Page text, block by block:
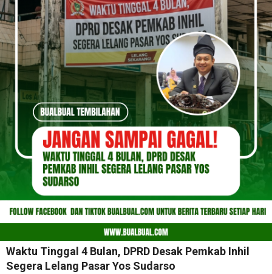
Waktu Tinggal 4 Bulan, DPRD Desak Pemkab Inhil
Segera Lelang Pasar Yos Sudarso